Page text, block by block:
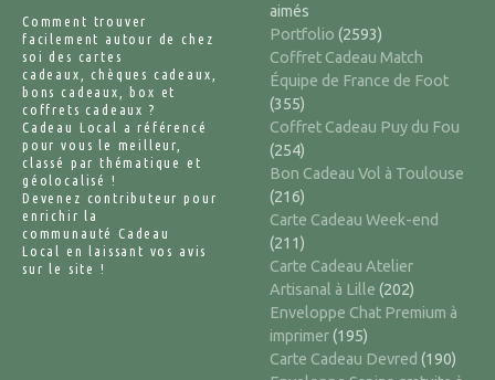
Comment trouver
facilement autour de chez
soi des cartes
cadeaux, chèques cadeaux,
bons cadeaux, box et
coffrets cadeaux ?
Cadeau Local a référencé
pour vous le meilleur,
classé par thématique et
géolocalisé !
Devenez contributeur pour
enrichir la
communauté Cadeau
Local en laissant vos avis
sur le site !
aimés
Portfolio (2593)
Coffret Cadeau Match
Équipe de France de Foot
(355)
Coffret Cadeau Puy du Fou
(254)
Bon Cadeau Vol à Toulouse
(216)
Carte Cadeau Week-end
(211)
Carte Cadeau Atelier
Artisanal à Lille (202)
Enveloppe Chat Premium à
imprimer(195)
Carte Cadeau Devred (190)